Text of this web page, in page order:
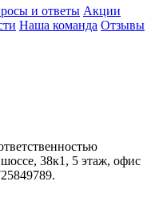
и ответы Акции
Наша команда Отзывы
38к1, 5 этаж, офис